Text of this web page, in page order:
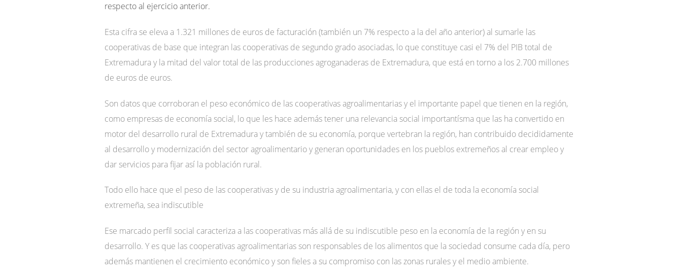
respecto al ejercicio anterior.
Esta cifra se eleva a 1.321 millones de euros de facturación (también un 7% respecto a la del año anterior) al sumarle las
cooperativas de base que integran las cooperativas de segundo grado asociadas, lo que constituye casi el 7% del PIB total de
Extremadura y la mitad del valor total de las producciones agroganaderas de Extremadura, que está en torno a los 2.700 millones
de euros de euros.
Son datos que corroboran el peso económico de las cooperativas agroalimentarias y el importante papel que tienen en la región,
como empresas de economía social, lo que les hace además tener una relevancia social importantísma que las ha convertido en
motor del desarrollo rural de Extremadura y también de su economía, porque vertebran la región, han contribuido decididamente
al desarrollo y modernización del sector agroalimentario y generan oportunidades en los pueblos extremeños al crear empleo y
dar servicios para fijar así la población rural.
Todo ello hace que el peso de las cooperativas y de su industria agroalimentaria, y con ellas el de toda la economía social
extremeña, sea indiscutible
Ese marcado perfil social caracteriza a las cooperativas más allá de su indiscutible peso en la economía de la región y en su
desarrollo. Y es que las cooperativas agroalimentarias son responsables de los alimentos que la sociedad consume cada día, pero
además mantienen el crecimiento económico y son fieles a su compromiso con las zonas rurales y el medio ambiente.